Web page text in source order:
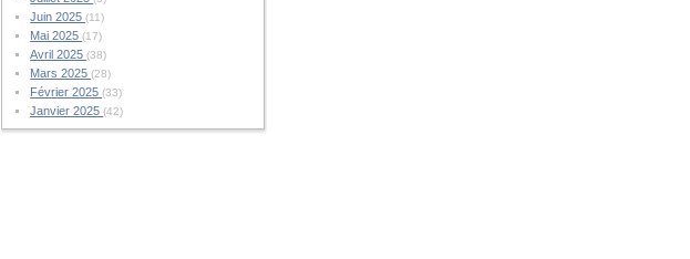
Juin 2025(11)
Mai 2025(17)
Avril 2025(38)
Mars 2025(28)
Février 2025(33)
Janvier 2025(42)